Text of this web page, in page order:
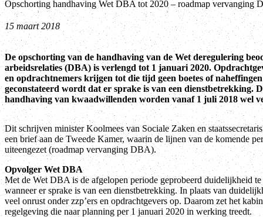
Opschorting handhaving Wet DBA tot 2020 – roadmap vervanging
15 maart 2018
De opschorting van de handhaving van de Wet deregulering
arbeidsrelaties (DBA) is verlengd tot 1 januari 2020.
en opdrachtnemers krijgen tot die tijd geen boetes of
geconstateerd wordt dat er sprake is van een dienstbetrekking.
handhaving van kwaadwillenden worden vanaf 1 juli 2018 wel
Dit schrijven minister Koolmees van Sociale Zaken en
een brief aan de Tweede Kamer, waarin de lijnen van de komende
uiteengezet (roadmap vervanging DBA).
Opvolger Wet DBA
Met de Wet DBA is de afgelopen periode geprobeerd duidelijkheid te
wanneer er sprake is van een dienstbetrekking. In plaats van
veel onrust onder zzp’ers en opdrachtgevers op. Daarom zet het
regelgeving die naar planning per 1 januari 2020 in werking treedt.